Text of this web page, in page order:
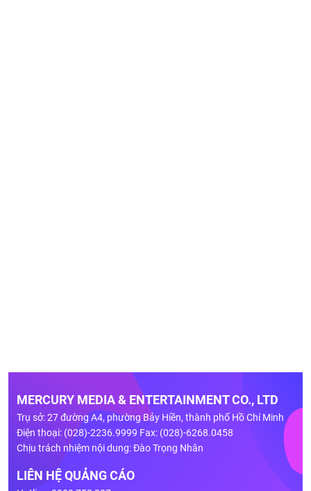
MERCURY MEDIA & ENTERTAINMENT CO., LTD
Trụ sở: 27 đường A4, phường Bảy Hiền, thành phố Hồ Chí Minh
Điện thoại: (028)-2236.9999 Fax: (028)-6268.0458
Chịu trách nhiệm nội dung: Đào Trọng Nhân
LIÊN HỆ QUẢNG CÁO